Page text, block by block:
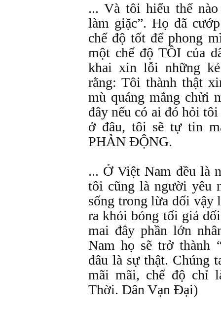
... Và tôi hiểu thế
làm giặc”. Họ đã
chế độ tốt để phong
một chế độ TỒI của
khai xin lỗi những
rằng: Tôi thành thật
mù quáng mắng chửi
đây nếu có ai đó hỏi
ở đâu, tôi sẽ tự tin
PHẢN ĐỘNG.
... Ở Việt Nam đều là
tôi cũng là người yêu
sống trong lừa dối vậy
ra khỏi bóng tối giả
mai đây phần lớn
Nam họ sẽ trở thành
đâu là sự thật. Chúng
mãi mãi, chế độ chỉ
Thời. Dân Vạn Đại)